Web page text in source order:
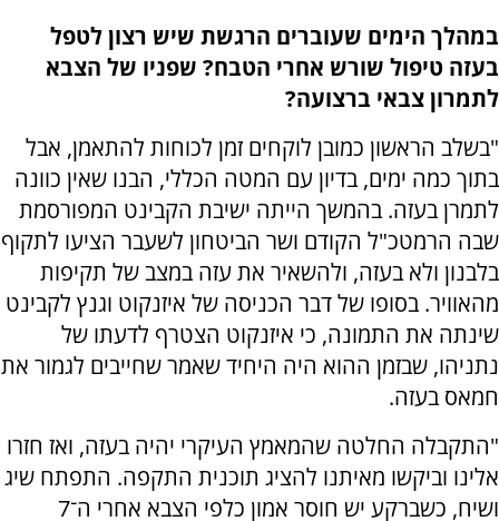
במהלך הימים שעוברים הרגשת שיש רצון לטפל
בעזה טיפול שורש אחרי הטבח? שפניו של הצבא
לתמרון צבאי ברצועה?
"בשלב הראשון כמובן לוקחים זמן לכוחות להתאמן, אבל
בתוך כמה ימים, בדיון עם המטה הכללי, הבנו שאין כוונה
לתמרן בעזה. בהמשך הייתה ישיבת הקבינט המפורסמת
שבה הרמטכ"ל הקודם ושר הביטחון לשעבר הציעו לתקוף
בלבנון ולא בעזה, ולהשאיר את עזה במצב של תקיפות
מהאוויר. בסופו של דבר הכניסה של איזנקוט וגנץ לקבינט
שינתה את התמונה, כי איזנקוט הצטרף לדעתו של
נתניהו, שבזמן ההוא היה היחיד שאמר שחייבים לגמור את
חמאס בעזה.
"התקבלה החלטה שהמאמץ העיקרי יהיה בעזה, ואז חזרו
אלינו וביקשו מאיתנו להציג תוכנית התקפה. התפתח שיג
ושיח, כשברקע יש חוסר אמון כלפי הצבא אחרי ה־7